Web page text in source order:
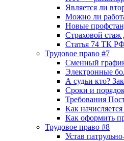
Является ли
Можно ли
Новые
Страховой стаж
Статья 74 ТК
Трудовое право #7
Сменный
Электронные
А судьи кто?
Сроки и
Требования
Как
Как оформить
Трудовое право #8
Устав